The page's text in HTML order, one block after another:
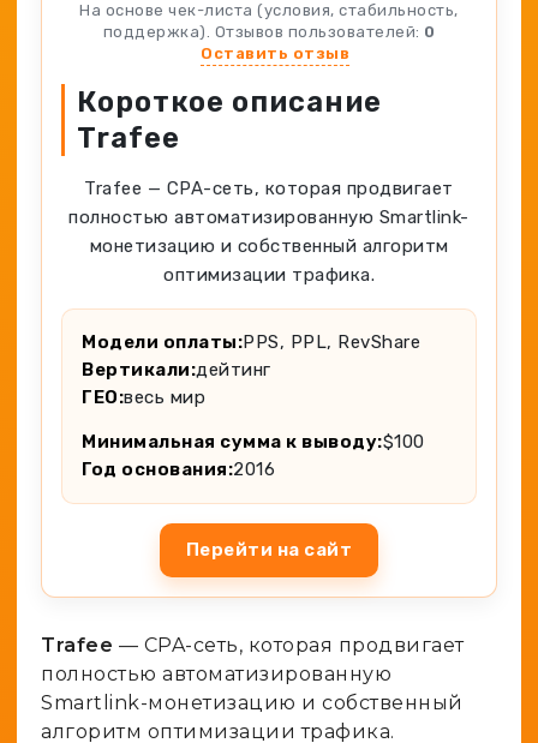
Адалт
Spy-сервисы
Аккаунты
Проверка анонимности
Конвертер cookies
Генератор личности
На основе чек-листа (условия, стабильность,
поддержка). Отзывов пользователей: 0
Оставить отзыв
Короткое описание
Trafee
Trafee — CPA-сеть, которая продвигает
полностью автоматизированную Smartlink-
монетизацию и собственный алгоритм
оптимизации трафика.
Модели оплаты:PPS, PPL, RevShare
Вертикали:дейтинг
ГЕО:весь мир
Минимальная сумма к выводу:$100
Год основания:2016
Перейти на сайт
Trafee — CPA-сеть, которая продвигает
полностью автоматизированную
Smartlink-монетизацию и собственный
алгоритм оптимизации трафика.